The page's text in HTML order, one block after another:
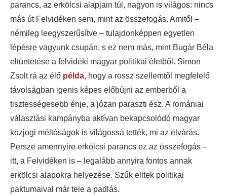
parancs, az erkölcsi alapjain túl, nagyon is világos: nincs
más út Felvidéken sem, mint az összefogás. Amitől –
némileg leegyszerűsítve – tulajdonképpen egyetlen
lépésre vagyunk csupán, s ez nem más, mint Bugár Béla
eltüntetése a felvidéki magyar politikai életből. Simon
Zsolt rá az élő példa, hogy a rossz szellemtől megfelelő
távolságban igenis képes előbújni az emberből a
tisztességesebb énje, a józan paraszti ész. A romániai
választási kampányba aktívan bekapcsolódó magyar
közjogi méltóságok is világossá tették, mi az elvárás.
Persze amennyire erkölcsi parancs ez az összefogás –
itt, a Felvidéken is – legalább annyira fontos annak
erkölcsi alapokra helyezése. Szűk elitek politikai
paktumaival már tele a padlás.